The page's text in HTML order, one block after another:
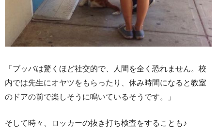
「ブッバは驚くほど社交的で、人間を全く恐れません。校
内では先生にオヤツをもらったり、休み時間になると教室
のドアの前で楽しそうに鳴いているそうです。」
そして時々、ロッカーの抜き打ち検査をすることも♪